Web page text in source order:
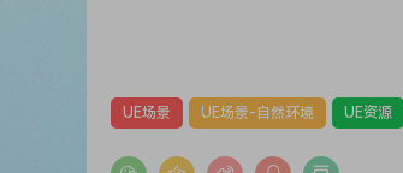
UE场景 UE场景-自然环境 UE资源